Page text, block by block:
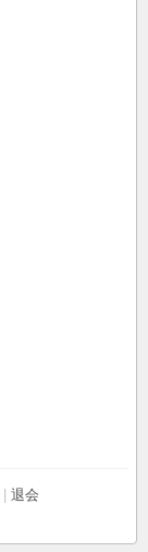
退会